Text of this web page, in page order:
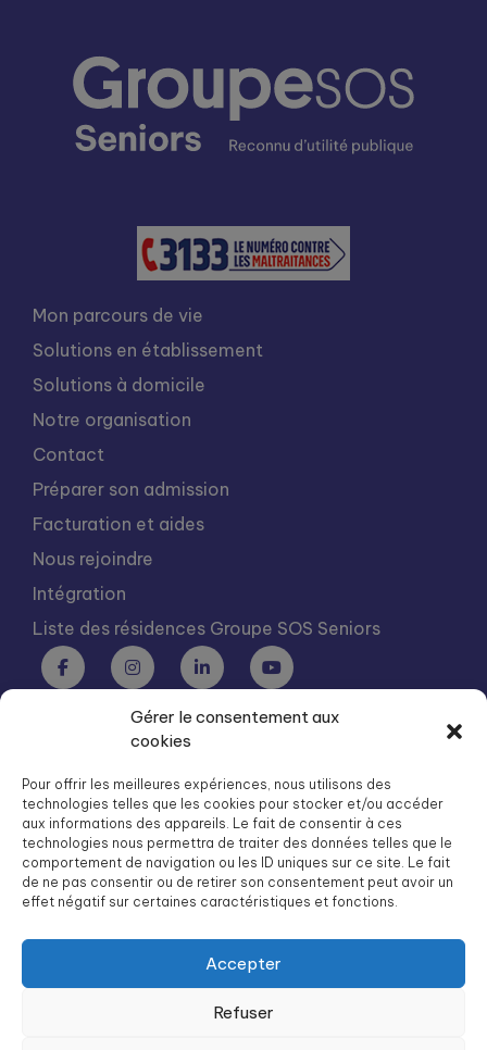
Gérer le consentement aux
cookies
Pour offrir les meilleures expériences, nous utilisons des
technologies telles que les cookies pour stocker et/ou accéder
aux informations des appareils. Le fait de consentir à ces
technologies nous permettra de traiter des données telles que le
comportement de navigation ou les ID uniques sur ce site. Le fait
de ne pas consentir ou de retirer son consentement peut avoir un
effet négatif sur certaines caractéristiques et fonctions.
Accepter
Refuser
Mon parcours de vie
Solutions en établissement
Solutions à domicile
Notre organisation
Contact
Préparer son admission
Facturation et aides
Nous rejoindre
Intégration
Liste des résidences Groupe SOS Seniors
Groupe SOS Seniors est une association du Groupe SOS
dg.seniors@groupe-sos.org
ARPAVIE est une association du Groupe SOS